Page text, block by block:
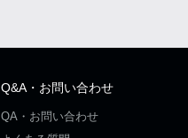
Q&A・お問い合わせ
QA・お問い合わせ